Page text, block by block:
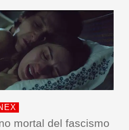
mortal del fascismo